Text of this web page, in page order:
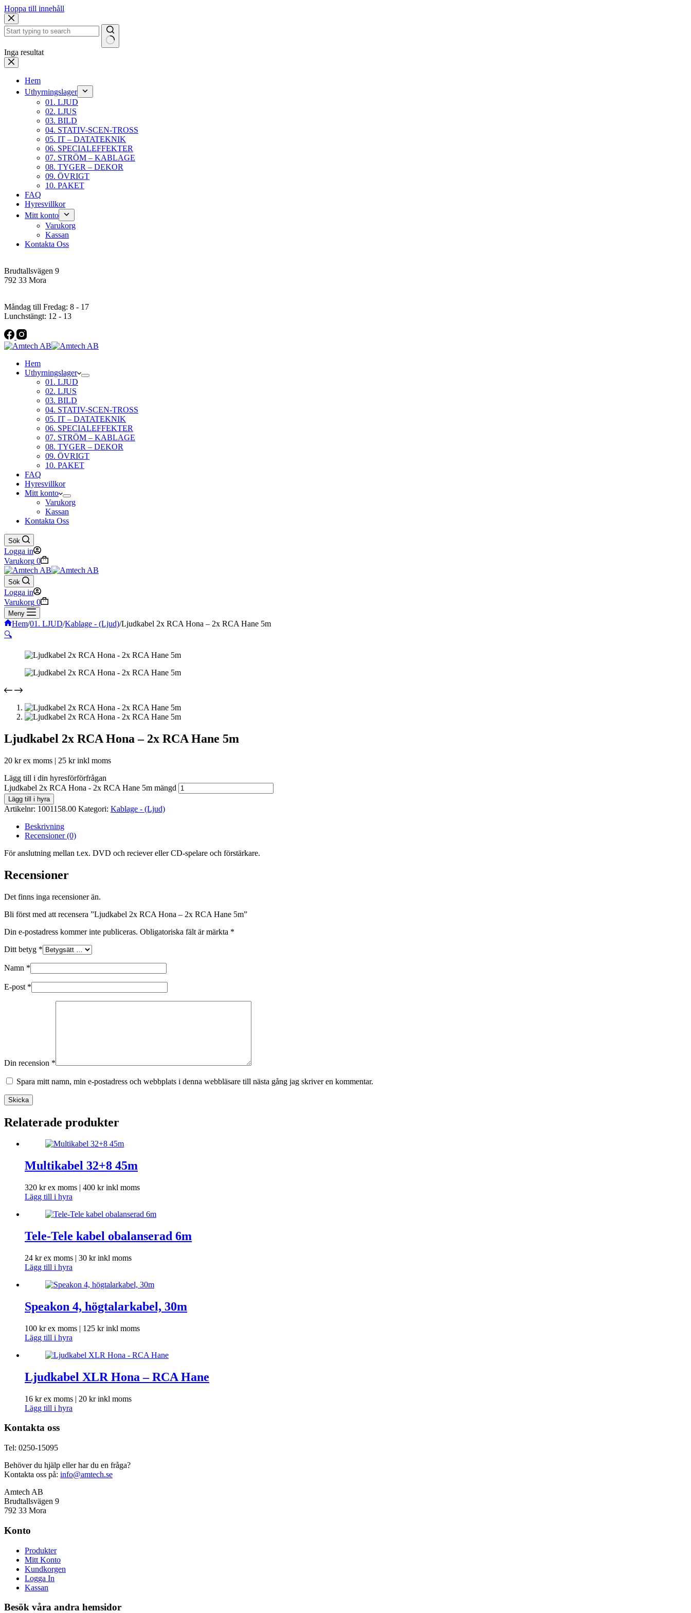
Hoppa till innehåll
Inga resultat
Hem
Uthyrningslager
01. LJUD
02. LJUS
03. BILD
04. STATIV-SCEN-TROSS
05. IT – DATATEKNIK
06. SPECIALEFFEKTER
07. STRÖM – KABLAGE
08. TYGER – DEKOR
09. ÖVRIGT
10. PAKET
FAQ
Hyresvillkor
Mitt konto
Varukorg
Kassan
Kontakta Oss
Brudtallsvägen 9
792 33 Mora
Måndag till Fredag: 8 - 17
Lunchstängt: 12 - 13
Hem
Uthyrningslager
01. LJUD
02. LJUS
03. BILD
04. STATIV-SCEN-TROSS
05. IT – DATATEKNIK
06. SPECIALEFFEKTER
07. STRÖM – KABLAGE
08. TYGER – DEKOR
09. ÖVRIGT
10. PAKET
FAQ
Hyresvillkor
Mitt konto
Varukorg
Kassan
Kontakta Oss
Sök
Logga in
Varukorg 0
Sök
Logga in
Varukorg 0
Meny
Hem/01. LJUD/Kablage - (Ljud)/Ljudkabel 2x RCA Hona – 2x RCA Hane 5m
🔍
Ljudkabel 2x RCA Hona – 2x RCA Hane 5m
20 krex moms | 25 krinkl moms
Lägg till i din hyresförförfrågan
Ljudkabel 2x RCA Hona - 2x RCA Hane 5m mängd
Lägg till i hyra
Artikelnr: 1001158.00 Kategori: Kablage - (Ljud)
Beskrivning
Recensioner (0)
För anslutning mellan t.ex. DVD och reciever eller CD-spelare och förstärkare.
Recensioner
Det finns inga recensioner än.
Bli först med att recensera ”Ljudkabel 2x RCA Hona – 2x RCA Hane 5m”
Din e-postadress kommer inte publiceras. Obligatoriska fält är märkta *
Ditt betyg *
Namn *
E-post *
Din recension *
Spara mitt namn, min e-postadress och webbplats i denna webbläsare till nästa gång jag skriver en kommentar.
Skicka
Relaterade produkter
Multikabel 32+8 45m
320 krex moms | 400 krinkl moms
Lägg till i hyra
Tele-Tele kabel obalanserad 6m
24 krex moms | 30 krinkl moms
Lägg till i hyra
Speakon 4, högtalarkabel, 30m
100 krex moms | 125 krinkl moms
Lägg till i hyra
Ljudkabel XLR Hona – RCA Hane
16 krex moms | 20 krinkl moms
Lägg till i hyra
Kontakta oss
Tel: 0250-15095
Behöver du hjälp eller har du en fråga?
Kontakta oss på: info@amtech.se
Amtech AB
Brudtallsvägen 9
792 33 Mora
Konto
Produkter
Mitt Konto
Kundkorgen
Logga In
Kassan
Besök våra andra hemsidor